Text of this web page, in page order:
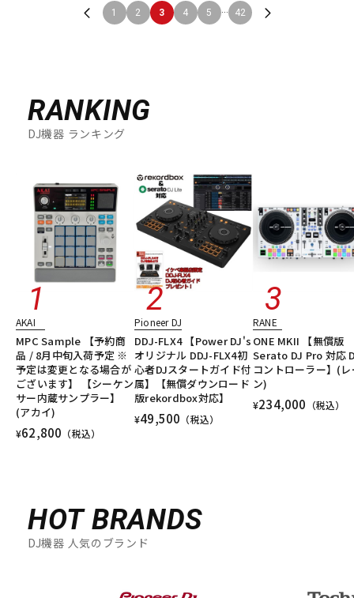
1 2 3 4 5 ... 42
RANKING
DJ機器 ランキング
AKAI
MPC Sample 【予約商
品 / 8月中旬入荷予定 ※
予定は変更となる場合が
ございます】 【シーケン
サー内蔵サンプラー】
(アカイ)
¥62,800 （税込）
Pioneer DJ
DDJ-FLX4 【Power DJ's
オリジナル DDJ-FLX4初
心者DJスタートガイド付
属】【無償ダウンロード
版rekordbox対応】
¥49,500 （税込）
RANE
ONE MKII 【無償版
Serato DJ Pro 対応
コントローラー】(レ
ン)
¥234,000 （税込）
HOT BRANDS
DJ機器 人気のブランド